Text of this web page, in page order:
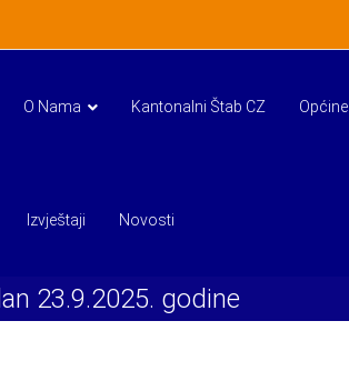
O Nama Kantonalni Štab CZ Općine
Izvještaji Novosti
23.9.2025. godine